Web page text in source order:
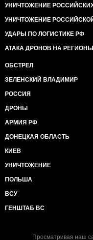
УНИЧТОЖЕНИЕ
УНИЧТОЖЕНИЕ
УДАРЫ ПО ЛОГИСТИКЕ РФ
АТАКА ДРОНОВ НА
ОБСТРЕЛ
ЗЕЛЕНСКИЙ ВЛАДИМИР
РОССИЯ
ДРОНЫ
АРМИЯ РФ
ДОНЕЦКАЯ ОБЛАСТЬ
КИЕВ
УНИЧТОЖЕНИЕ
ПОЛЬША
ВСУ
ГЕНШТАБ ВС
Просматривая наш